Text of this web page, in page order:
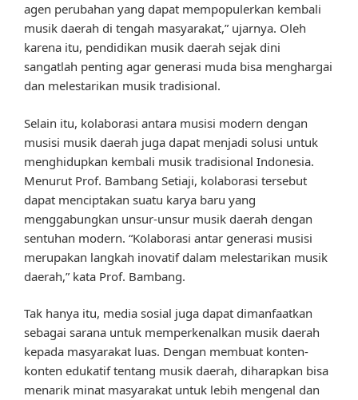
agen perubahan yang dapat mempopulerkan kembali
musik daerah di tengah masyarakat,” ujarnya. Oleh
karena itu, pendidikan musik daerah sejak dini
sangatlah penting agar generasi muda bisa menghargai
dan melestarikan musik tradisional.
Selain itu, kolaborasi antara musisi modern dengan
musisi musik daerah juga dapat menjadi solusi untuk
menghidupkan kembali musik tradisional Indonesia.
Menurut Prof. Bambang Setiaji, kolaborasi tersebut
dapat menciptakan suatu karya baru yang
menggabungkan unsur-unsur musik daerah dengan
sentuhan modern. “Kolaborasi antar generasi musisi
merupakan langkah inovatif dalam melestarikan musik
daerah,” kata Prof. Bambang.
Tak hanya itu, media sosial juga dapat dimanfaatkan
sebagai sarana untuk memperkenalkan musik daerah
kepada masyarakat luas. Dengan membuat konten-
konten edukatif tentang musik daerah, diharapkan bisa
menarik minat masyarakat untuk lebih mengenal dan